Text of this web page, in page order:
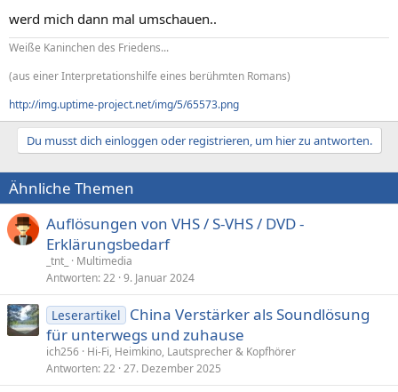
werd mich dann mal umschauen..
Weiße Kaninchen des Friedens...
(aus einer Interpretationshilfe eines berühmten Romans)
http://img.uptime-project.net/img/5/65573.png
Du musst dich einloggen oder registrieren, um hier zu antworten.
Ähnliche Themen
Auflösungen von VHS / S-VHS / DVD -
Erklärungsbedarf
_tnt_
Multimedia
Antworten 22 9. Januar 2024
Leserartikel
China Verstärker als Soundlösung
für unterwegs und zuhause
ich256 Hi-Fi, Heimkino, Lautsprecher & Kopfhörer
Antworten 22 27. Dezember 2025